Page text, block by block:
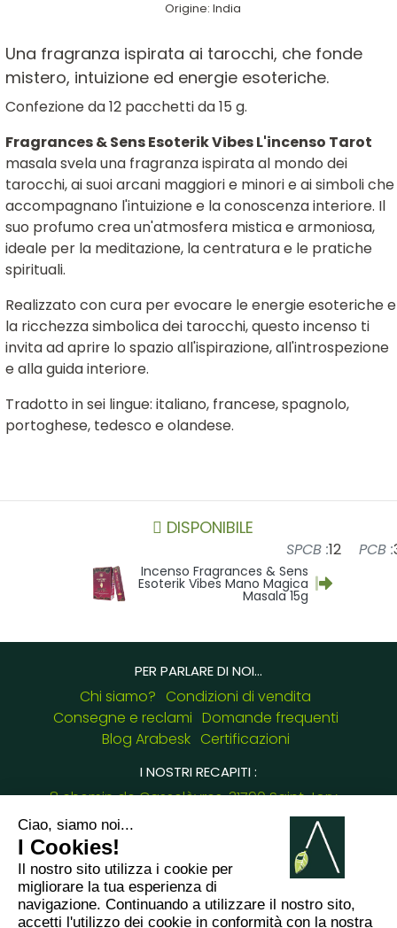
Origine: India
Una fragranza ispirata ai tarocchi, che fonde
mistero, intuizione ed energie esoteriche.
Confezione da 12 pacchetti da 15 g.
Fragrances & Sens Esoterik Vibes L'incenso Tarot
masala svela una fragranza ispirata al mondo dei
tarocchi, ai suoi arcani maggiori e minori e ai simboli che
accompagnano l'intuizione e la conoscenza interiore. Il
suo profumo crea un'atmosfera mistica e armoniosa,
ideale per la meditazione, la centratura e le pratiche
spirituali.
Realizzato con cura per evocare le energie esoteriche e
la ricchezza simbolica dei tarocchi, questo incenso ti
invita ad aprire lo spazio all'ispirazione, all'introspezione
e alla guida interiore.
Tradotto in sei lingue: italiano, francese, spagnolo,
portoghese, tedesco e olandese.
DISPONIBILE
SPCB :12 PCB :
Incenso Fragrances & Sens
Esoterik Vibes Mano Magica
Masala 15g
PER PARLARE DI NOI...
Chi siamo? Condizioni di vendita
Consegne e reclami Domande frequenti
Blog Arabesk Certificazioni
I NOSTRI RECAPITI :
8 chemin de Casselèvres, 31790 Saint Jory -
giulia.cascione@arabesk.eu
Contattaci su :
FR GB ES IT DE PL PT